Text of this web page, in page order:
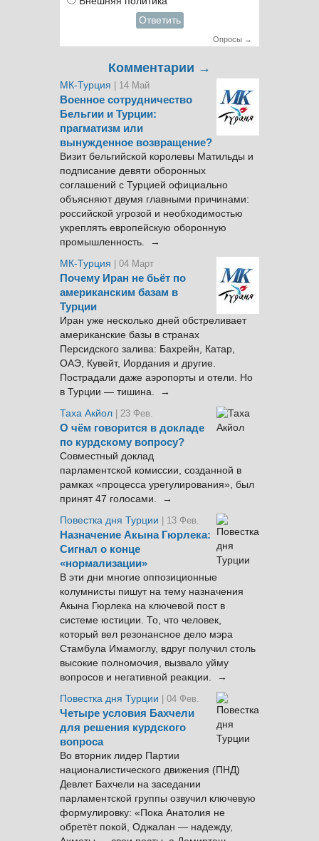
Ответить
Опросы →
Комментарии →
МК-Турция | 14 Май
Военное сотрудничество
Бельгии и Турции:
прагматизм или
вынужденное возвращение?
Визит бельгийской королевы Матильды и
подписание девяти оборонных
соглашений с Турцией официально
объясняют двумя главными причинами:
российской угрозой и необходимостью
укреплять европейскую оборонную
промышленность. →
МК-Турция
| 04 Март
Почему Иран не бьёт по
американским базам в
Турции
Иран уже несколько дней обстреливает
американские базы в странах
Персидского залива: Бахрейн, Катар,
ОАЭ, Кувейт, Иордания и другие.
Пострадали даже аэропорты и отели. Но
в Турции — тишина. →
Таха Акйол | 23 Фев.
О чём говорится в докладе
по курдскому вопросу?
Совместный доклад
парламентской комиссии, созданной в
рамках «процесса урегулирования», был
принят 47 голосами. →
Повестка дня Турции
| 13 Фев.
Назначение Акына Гюрлека:
Сигнал о конце
«нормализации»
В эти дни многие оппозиционные
колумнисты пишут на тему назначения
Акына Гюрлека на ключевой пост в
системе юстиции. То, что человек,
который вел резонансное дело мэра
Стамбула Имамоглу, вдруг получил столь
высокие полномочия, вызвало уйму
вопросов и негативной реакции. →
Повестка дня Турции
| 04 Фев.
Четыре условия Бахчели
для решения курдского
вопроса
Во вторник лидер Партии
националистического движения (ПНД)
Девлет Бахчели на заседании
парламентской группы озвучил ключевую
формулировку: «Пока Анатолия не
обретёт покой, Оджалан — надежду,